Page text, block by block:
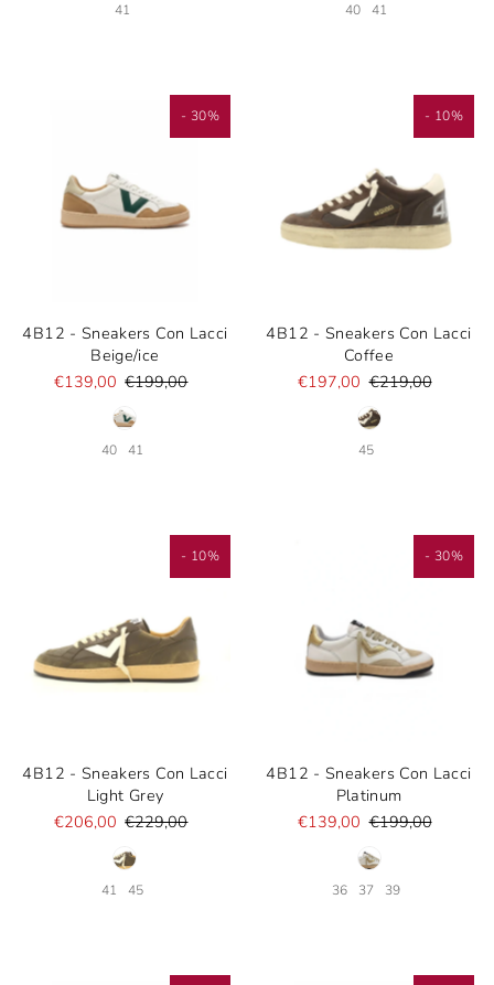
41 40 41
- 30%
4B12 - Sneakers Con Lacci
Beige/ice
€139,00 €199,00
40 41
- 10%
4B12 - Sneakers Con Lacci
Coffee
€197,00 €219,00
45
- 10%
4B12 - Sneakers Con Lacci
Light Grey
€206,00 €229,00
41 45
- 30%
4B12 - Sneakers Con Lacci
Platinum
€139,00 €199,00
36 37 39